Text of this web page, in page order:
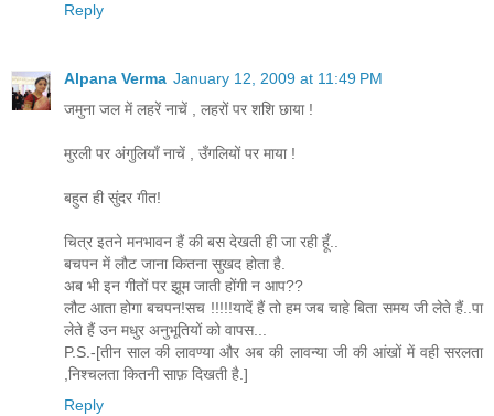
Reply
Alpana Verma January 12, 2009 at 11:49 PM
जमुना जल में लहरें नाचें , लहरों पर शशि छाया !
मुरली पर अंगुलियाँ नाचें , उँगलियों पर माया !
बहुत ही सुंदर गीत!
चित्र इतने मनभावन हैं की बस देखती ही जा रही हूँ..
बचपन में लौट जाना कितना सुखद होता है.
अब भी इन गीतों पर झूम जाती होंगी न आप??
लौट आता होगा बचपन!सच !!!!!यादें हैं तो हम जब चाहे बिता समय जी लेते हैं..पा
लेते हैं उन मधुर अनुभूतियों को वापस...
P.S.-[तीन साल की लावण्या और अब की लावन्या जी की आंखों में वही सरलता
,निश्चलता कितनी साफ़ दिखती है.]
Reply